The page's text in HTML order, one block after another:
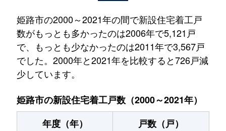
姫路市の2000～2021年の間で新設住宅着工戸
数がもっとも多かったのは2006年で5,121戸
で、もっとも少なかったのは2011年で3,567戸
でした。2000年と2021年を比較すると726戸減
少しています。
姫路市の新設住宅着工戸数（2000～2021年）
年度（年）
戸数（戸）